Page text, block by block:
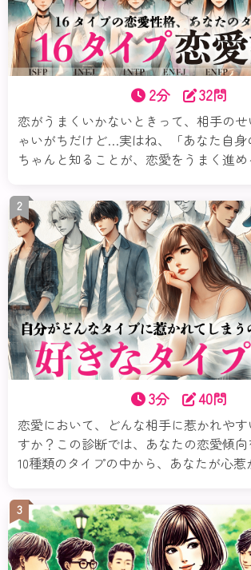
2分 32問
恋がうまくいかないときって、相手の
ゃいがちだけど…実はね、「あなた自身
ちゃんと知ることが、恋愛をうまく進
の恋愛傾向・相性の良し悪しなどさまざ
き明かすわ。本当の“あなたらしい恋”
つけていきましょ。
2
3分 40問
恋愛において、どんな相手に惹かれや
すか？この診断では、あなたの恋愛傾向
10種類のタイプの中から、あなたが心
格や恋愛観、相性の良いポイントが分か
れのタイプごとの詳細な特徴を知るこ
恋愛をより楽しく、理想の相手を見つ
かもしれません。さあ、診断スタート
3